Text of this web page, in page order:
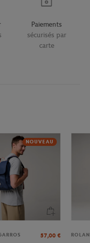
Paiements
sécurisés par
carte
NOUVEAU
57,00 €